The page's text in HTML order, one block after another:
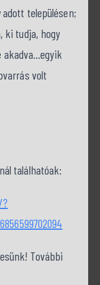
településen;
ki tudja, hogy
akadva…egyik
volt
találhatóak:
További